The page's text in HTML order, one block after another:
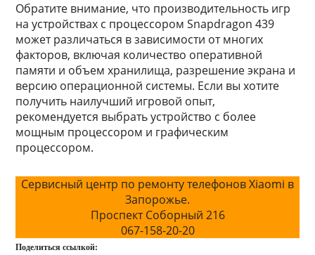
Обратите внимание, что производительность игр
на устройствах с процессором Snapdragon 439
может различаться в зависимости от многих
факторов, включая количество оперативной
памяти и объем хранилища, разрешение экрана и
версию операционной системы. Если вы хотите
получить наилучший игровой опыт,
рекомендуется выбрать устройство с более
мощным процессором и графическим
процессором.
Сервисный центр по ремонту телефонов Xiaomi в
Запорожье.
Проспект Соборный 216
067-158-20-20
Поделиться ссылкой: